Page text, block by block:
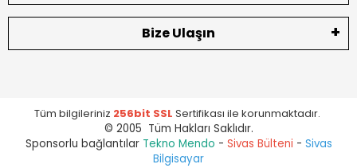
Bize Ulaşın
Tüm bilgileriniz 256bit SSL Sertifikası ile korunmaktadır.
© 2005 Tüm Hakları Saklıdır.
Sponsorlu bağlantılar Tekno Mendo - Sivas Bülteni - Sivas
Bilgisayar